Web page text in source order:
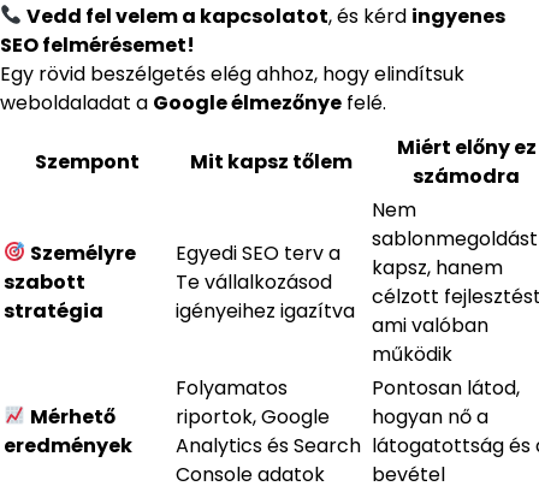
Vedd fel velem a kapcsolatot, és kérd ingyenes
SEO felmérésemet!
Egy rövid beszélgetés elég ahhoz, hogy elindítsuk
weboldaladat a Google élmezőnye felé.
Szempont Mit kapsz tőlem
Miért előny ez
számodra
Személyre
szabott
stratégia
Egyedi SEO terv a
Te vállalkozásod
igényeihez igazítva
Nem
sablonmegoldást
kapsz, hanem
célzott
ami valóban
működik
Mérhető
eredmények
Folyamatos
riportok, Google
Analytics és Search
Console adatok
Pontosan látod,
hogyan nő a
látogatottság és
bevétel